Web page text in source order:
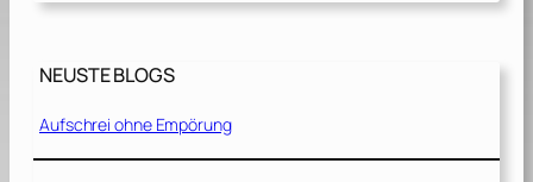
NEUSTE BLOGS
Aufschrei ohne Empörung